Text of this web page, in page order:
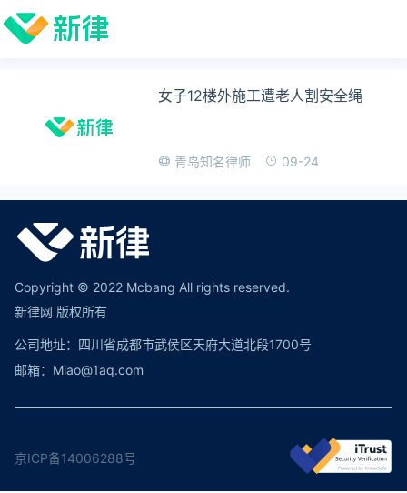
女子12楼外施工遭老人割安全绳
青岛知名律师 09-24
Copyright © 2022 Mcbang All rights reserved.
新律网 版权所有
公司地址：四川省成都市武侯区天府大道北段1700号
邮箱：Miao@1aq.com
京ICP备14006288号